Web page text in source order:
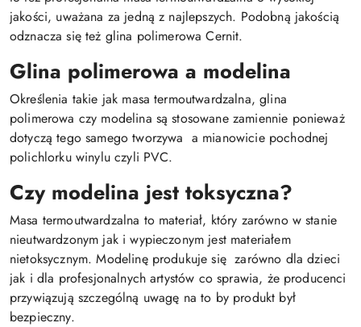
jakości, uważana za jedną z najlepszych. Podobną jakością
odznacza się też glina polimerowa Cernit.
Glina polimerowa a modelina
Określenia takie jak masa termoutwardzalna, glina
polimerowa czy modelina są stosowane zamiennie ponieważ
dotyczą tego samego tworzywa a mianowicie pochodnej
polichlorku winylu czyli PVC.
Czy modelina jest toksyczna?
Masa termoutwardzalna to materiał, który zarówno w stanie
nieutwardzonym jak i wypieczonym jest materiałem
nietoksycznym. Modelinę produkuje się zarówno dla dzieci
jak i dla profesjonalnych artystów co sprawia, że producenci
przywiązują szczególną uwagę na to by produkt był
bezpieczny.